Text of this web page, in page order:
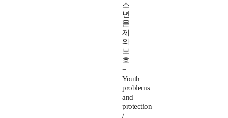
소
년
문
제
와
보
호
=
Youth
problems
and
protection
/